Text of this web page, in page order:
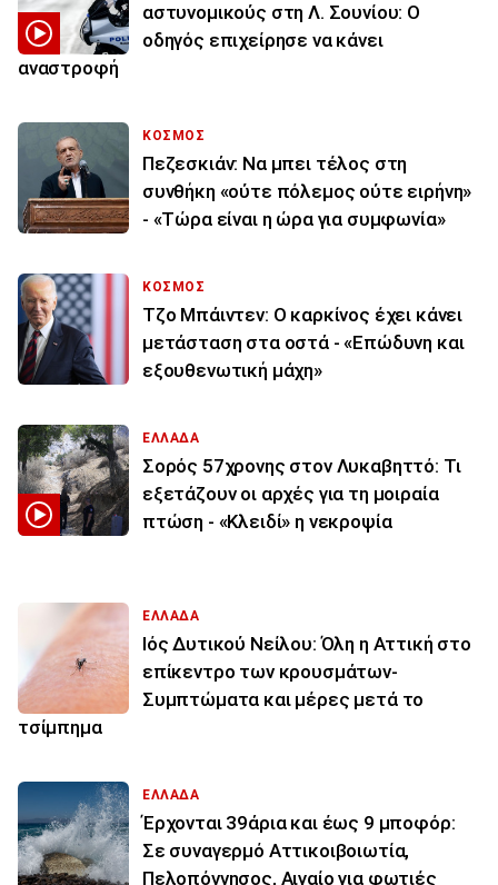
αστυνομικούς στη Λ. Σουνίου: Ο
οδηγός επιχείρησε να κάνει
αναστροφή
ΚΟΣΜΟΣ
Πεζεσκιάν: Να μπει τέλος στη
συνθήκη «ούτε πόλεμος ούτε ειρήνη»
- «Τώρα είναι η ώρα για συμφωνία»
ΚΟΣΜΟΣ
Τζο Μπάιντεν: Ο καρκίνος έχει κάνει
μετάσταση στα οστά - «Επώδυνη και
εξουθενωτική μάχη»
ΕΛΛΑΔΑ
Σορός 57χρονης στον Λυκαβηττό: Τι
εξετάζουν οι αρχές για τη μοιραία
πτώση - «Κλειδί» η νεκροψία
ΕΛΛΑΔΑ
Ιός Δυτικού Νείλου: Όλη η Αττική στο
επίκεντρο των κρουσμάτων-
Συμπτώματα και μέρες μετά το
τσίμπημα
ΕΛΛΑΔΑ
Έρχονται 39άρια και έως 9 μποφόρ:
Σε συναγερμό Αττικοιβοιωτία,
Πελοπόννησος, Αιγαίο για φωτιές